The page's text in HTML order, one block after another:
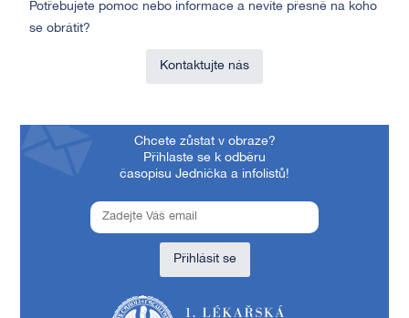
Potřebujete pomoc nebo informace a nevíte přesně na koho
se obrátit?
Kontaktujte nás
Chcete zůstat v obraze?
Přihlaste se k odběru
časopisu Jednička a infolistů!
Přihlásit se